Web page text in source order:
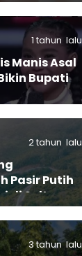
1 tahun lalu
Manis Asal
Bupati
2 tahun lalu
Pasir Putih
di Sulteng
3 tahun lalu